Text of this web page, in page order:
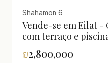
Shahamon 6
Vende-se em Eilat -
com terraço e
₪2,800,000